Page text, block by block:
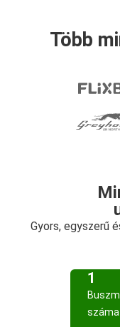
Több
Gyors, egyszerű
1
száma